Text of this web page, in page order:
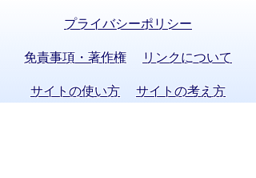
プライバシーポリシー
免責事項・著作権 リンクについて
サイトの使い方 サイトの考え方